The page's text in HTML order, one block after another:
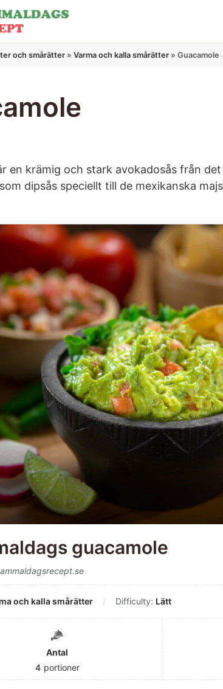
och smårätter » Varma och kalla smårätter » Guacamole
en krämig och stark avokadosås från
dipsås speciellt till de mexikanska
guacamole
och kalla smårätter Difficulty: Lätt
Antal
4 portioner